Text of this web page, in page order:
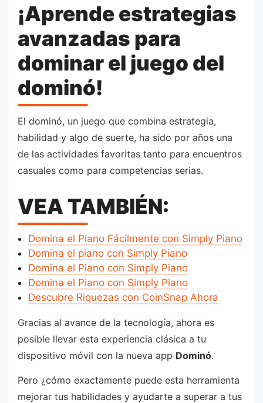
¡Aprende estrategias
avanzadas para
dominar el juego del
dominó!
El dominó, un juego que combina estrategia,
habilidad y algo de suerte, ha sido por años una
de las actividades favoritas tanto para encuentros
casuales como para competencias serias.
VEA TAMBIÉN:
Domina el Piano Fácilmente con Simply Piano
Domina el piano con Simply Piano
Domina el Piano con Simply Piano
Domina el Piano con Simply Piano
Descubre Riquezas con CoinSnap Ahora
Gracias al avance de la tecnología, ahora es
posible llevar esta experiencia clásica a tu
dispositivo móvil con la nueva app Dominó.
Pero ¿cómo exactamente puede esta herramienta
mejorar tus habilidades y ayudarte a superar a tus